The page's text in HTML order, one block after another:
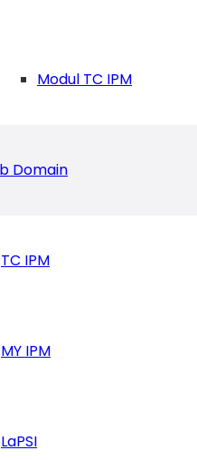
Modul TC IPM
Domain
TC IPM
MY IPM
LaPSI
Mini Workshop